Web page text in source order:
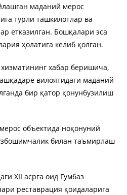
маданий мерос
турли ташкилотлар ва
етказилган. Бошқалари эса
ҳолатига келиб қолган.
хабар беришича,
вилоятидаги маданий
бир қатор қонунбузилиш
объектида ноқонуний
билан таъмирлаш
XII асрга оид Гумбаз
реставрация қоидаларига